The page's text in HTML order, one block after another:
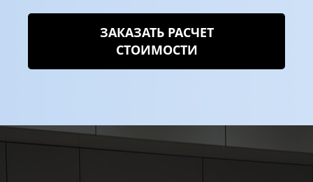
ЗАКАЗАТЬ РАСЧЕТ
СТОИМОСТИ